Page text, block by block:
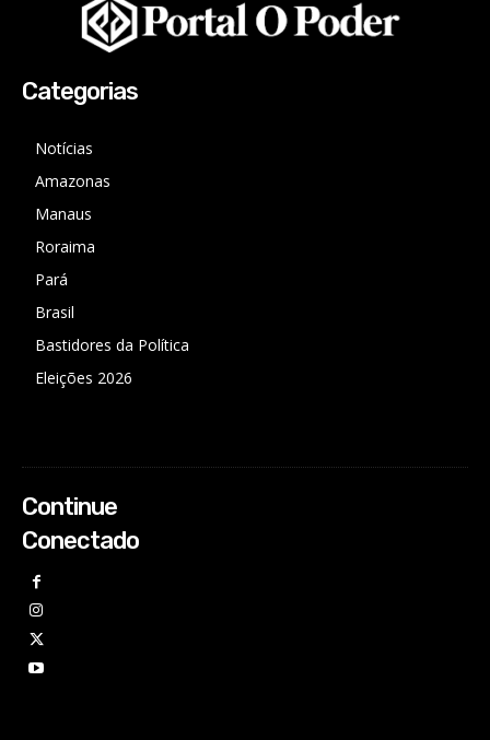
Categorias
Notícias
Amazonas
Manaus
Roraima
Pará
Brasil
Bastidores da Política
Eleições 2026
Continue
Conectado